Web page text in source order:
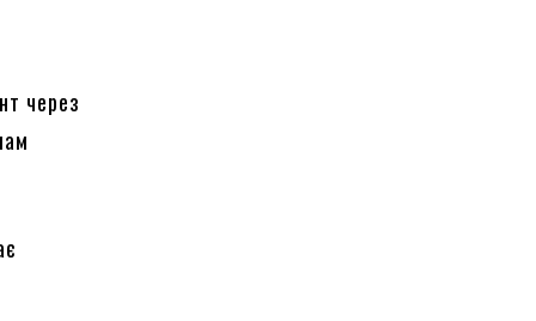
через